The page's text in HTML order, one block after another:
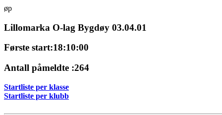
øp
Lillomarka O-lag Bygdøy 03.04.01
Første start:18:10:00
Antall påmeldte :264
Startliste per klasse
Startliste per klubb